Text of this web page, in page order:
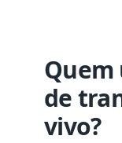
Quem
de
vivo?